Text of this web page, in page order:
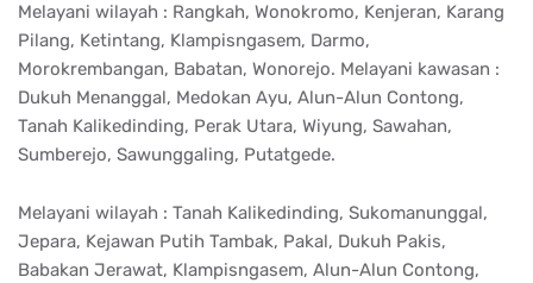
Melayani wilayah : Rangkah, Wonokromo, Kenjeran, Karang
Pilang, Ketintang, Klampisngasem, Darmo,
Morokrembangan, Babatan, Wonorejo. Melayani kawasan :
Dukuh Menanggal, Medokan Ayu, Alun-Alun Contong,
Tanah Kalikedinding, Perak Utara, Wiyung, Sawahan,
Sumberejo, Sawunggaling, Putatgede.
Melayani wilayah : Tanah Kalikedinding, Sukomanunggal,
Jepara, Kejawan Putih Tambak, Pakal, Dukuh Pakis,
Babakan Jerawat, Klampisngasem, Alun-Alun Contong,